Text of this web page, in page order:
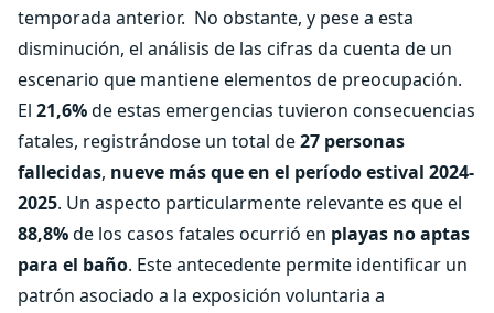
temporada anterior. No obstante, y pese a esta
disminución, el análisis de las cifras da cuenta de un
escenario que mantiene elementos de preocupación.
El 21,6%de estas emergencias tuvieron consecuencias
fatales, registrándose un total de27 personas
fallecidas, nueve más que en el período estival 2024-
2025. Un aspecto particularmente relevante es que el
88,8%de los casos fatales ocurrió en playas no aptas
para el baño. Este antecedente permite identificar un
patrón asociado a la exposición voluntaria a